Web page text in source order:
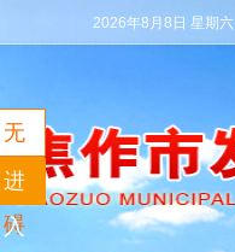
2026年8月8日 星期六
无
障
碍
进
入